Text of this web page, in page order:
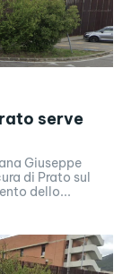
serve
Giuseppe
di Prato sul
dello...